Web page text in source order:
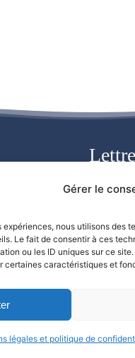
Gérer le
expériences, nous utilisons
Le fait de consentir à ces
ou les ID uniques sur ce
certaines caractéristiques et
légales et politique de
En
mentions légales &